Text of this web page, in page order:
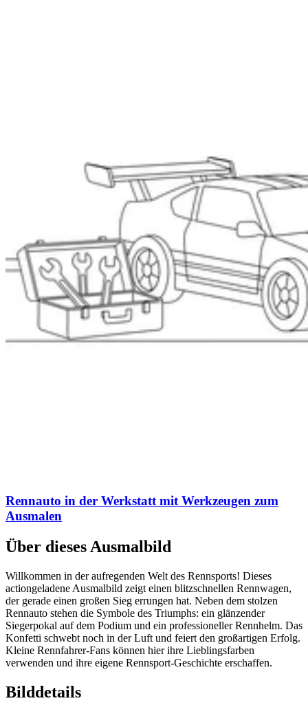
Rennauto in der Werkstatt mit Werkzeugen zum
Ausmalen
Über dieses Ausmalbild
Willkommen in der aufregenden Welt des Rennsports! Dieses
actiongeladene Ausmalbild zeigt einen blitzschnellen Rennwagen,
der gerade einen großen Sieg errungen hat. Neben dem stolzen
Rennauto stehen die Symbole des Triumphs: ein glänzender
Siegerpokal auf dem Podium und ein professioneller Rennhelm. Das
Konfetti schwebt noch in der Luft und feiert den großartigen Erfolg.
Kleine Rennfahrer-Fans können hier ihre Lieblingsfarben
verwenden und ihre eigene Rennsport-Geschichte erschaffen.
Bilddetails